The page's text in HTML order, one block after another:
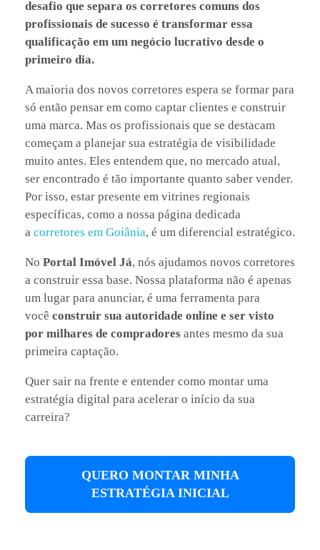
desafio que separa os corretores comuns dos
profissionais de sucesso é transformar essa
qualificação em um negócio lucrativo desde o
primeiro dia.
A maioria dos novos corretores espera se formar para
só então pensar em como captar clientes e construir
uma marca. Mas os profissionais que se destacam
começam a planejar sua estratégia de visibilidade
muito antes. Eles entendem que, no mercado atual,
ser encontrado é tão importante quanto saber vender.
Por isso, estar presente em vitrines regionais
específicas, como a nossa página dedicada
a corretores em Goiânia, é um diferencial estratégico.
No Portal Imóvel Já, nós ajudamos novos corretores
a construir essa base. Nossa plataforma não é apenas
um lugar para anunciar, é uma ferramenta para
você construir sua autoridade online e ser visto
por milhares de compradores antes mesmo da sua
primeira captação.
Quer sair na frente e entender como montar uma
estratégia digital para acelerar o início da sua
carreira?
QUERO MONTAR MINHA
ESTRATÉGIA INICIAL